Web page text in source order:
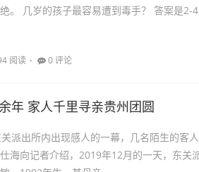
比例高
阅读 0 评论
年 家人千里寻亲贵州团圆
派出所内出现感人的一幕，几名陌生的客
向记者介绍，2019年12月的一天，东关